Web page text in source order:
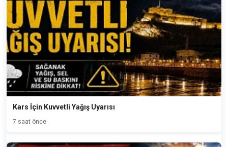
Kars İçin Kuvvetli Yağış Uyarısı
7 saat önce